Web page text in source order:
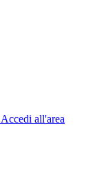
Accedi all'area